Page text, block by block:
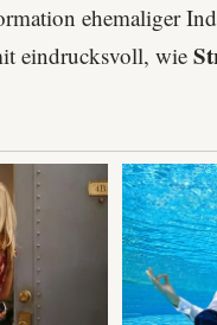
ehemaliger
eindrucksvoll, wie